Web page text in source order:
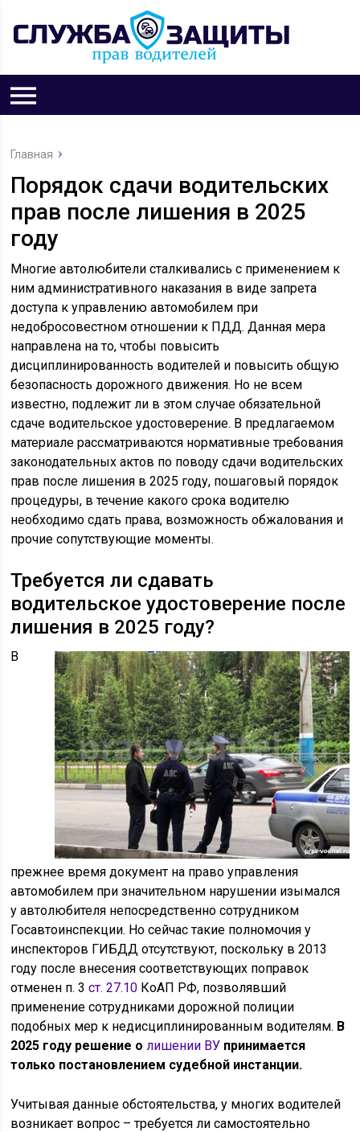
Главная
Порядок сдачи водительских
прав после лишения в 2025
году
Многие автолюбители сталкивались с применением к
ним административного наказания в виде запрета
доступа к управлению автомобилем при
недобросовестном отношении к ПДД. Данная мера
направлена на то, чтобы повысить
дисциплинированность водителей и повысить общую
безопасность дорожного движения. Но не всем
известно, подлежит ли в этом случае обязательной
сдаче водительское удостоверение. В предлагаемом
материале рассматриваются нормативные требования
законодательных актов по поводу сдачи водительских
прав после лишения в 2025 году, пошаговый порядок
процедуры, в течение какого срока водителю
необходимо сдать права, возможность обжалования и
прочие сопутствующие моменты.
Требуется ли сдавать
водительское удостоверение после
лишения в 2025 году?
В
прежнее время документ на право управления
автомобилем при значительном нарушении изымался
у автолюбителя непосредственно сотрудником
Госавтоинспекции. Но сейчас такие полномочия у
инспекторов ГИБДД отсутствуют, поскольку в 2013
году после внесения соответствующих поправок
отменен п. 3ст. 27.10 КоАП РФ, позволявший
применение сотрудниками дорожной полиции
подобных мер к недисциплинированным водителям. В
2025 году решение о лишении ВУ принимается
только постановлением судебной инстанции.
Учитывая данные обстоятельства, у многих водителей
возникает вопрос – требуется ли самостоятельно